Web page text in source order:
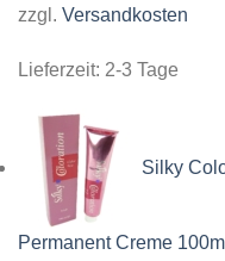
zzgl. Versandkosten
Lieferzeit: 2-3 Tage
Silky
Permanent Creme